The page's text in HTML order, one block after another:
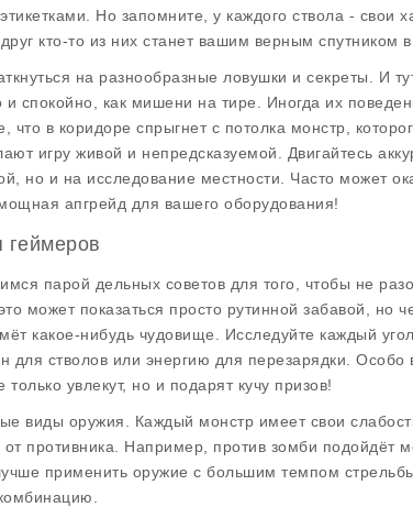
Но запомните, у каждого ствола - свои
кто-то из них станет вашим верным спутником
на разнообразные ловушки и секреты. И
и спокойно, как мишени на тире. Иногда их
что в коридоре спрыгнет с потолка монстр,
игру живой и непредсказуемой. Двигайтесь
но и на исследование местности. Часто может
апгрейд для вашего оборудования!
геймеров
парой дельных советов для того, чтобы не
может показаться просто рутинной забавой, но
какое-нибудь чудовище. Исследуйте каждый
для стволов или энергию для перезарядки. Особо
увлекут, но и подарят кучу призов!
виды оружия. Каждый монстр имеет свои
от противника. Например, против зомби подойдёт
применить оружие с большим темпом